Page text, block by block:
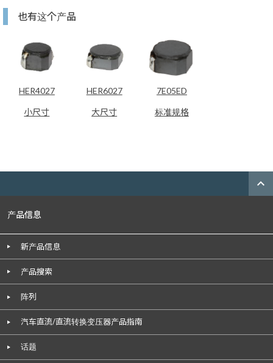
也有这个产品
HER4027
小尺寸
HER6027
大尺寸
7E05ED
标准规格
expand_less
产品信息
新产品信息
产品搜索
阵列
汽车直流/直流转换变压器产品指南
话题